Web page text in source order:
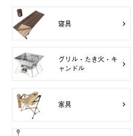
寝具
グリル・たき火・キ
ャンドル
家具